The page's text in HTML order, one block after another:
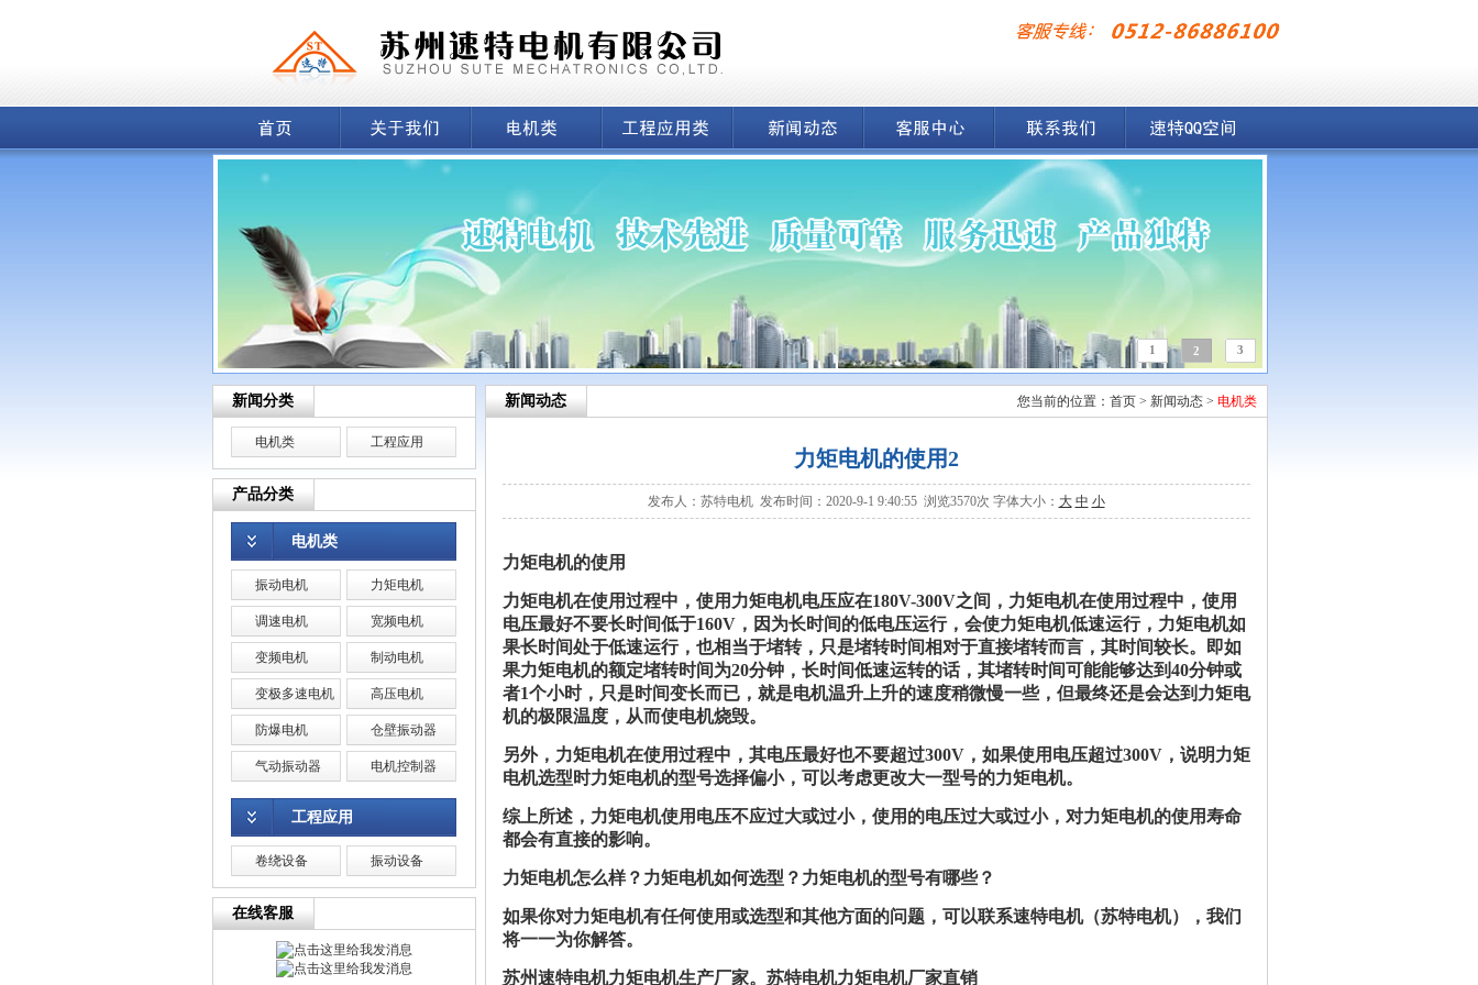
1 2 3
新闻分类
电机类 工程应用
产品分类
电机类
振动电机 力矩电机
调速电机 宽频电机
变频电机 制动电机
变极多速电机 高压电机
防爆电机 仓壁振动器
气动振动器 电机控制器
工程应用
卷绕设备 振动设备
在线客服
新闻动态 您当前的位置： 首页> 新闻动态> 电机类
力矩电机的使用2
发布人：苏特电机 发布时间：2020-9-1 9:40:55 浏览3570次 字体大小： 大 中 小
力矩电机的使用
力矩电机在使用过程中，使用力矩电机电压应在180V-300V之间，力矩电机在使用过程中，使用
电压最好不要长时间低于160V，因为长时间的低电压运行，会使力矩电机低速运行，力矩电机如
果长时间处于低速运行，也相当于堵转，只是堵转时间相对于直接堵转而言，其时间较长。即如
果力矩电机的额定堵转时间为20分钟，长时间低速运转的话，其堵转时间可能能够达到40分钟或
者1个小时，只是时间变长而已，就是电机温升上升的速度稍微慢一些，但最终还是会达到力矩电
机的极限温度，从而使电机烧毁。
另外，力矩电机在使用过程中，其电压最好也不要超过300V，如果使用电压超过300V，说明力矩
电机选型时力矩电机的型号选择偏小，可以考虑更改大一型号的力矩电机。
综上所述，力矩电机使用电压不应过大或过小，使用的电压过大或过小，对力矩电机的使用寿命
都会有直接的影响。
力矩电机怎么样？力矩电机如何选型？力矩电机的型号有哪些？
如果你对力矩电机有任何使用或选型和其他方面的问题，可以联系速特电机（苏特电机），我们
将一一为你解答。
苏州速特电机力矩电机生产厂家。苏特电机力矩电机厂家直销